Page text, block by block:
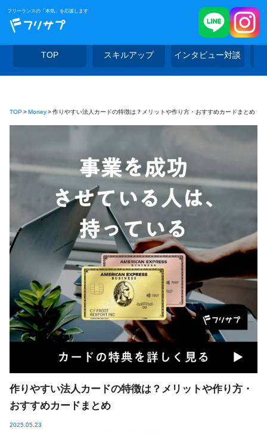
フリーランスの「本気」を応援します
TOP スキルアップ インタビュー対談
TOP Money 作りやすい法人カードの特徴は？メリットや作り方・おすすめカードまとめ
作りやすい法人カードの特徴は？メリットや作り方・
おすすめカードまとめ
2025.05.23